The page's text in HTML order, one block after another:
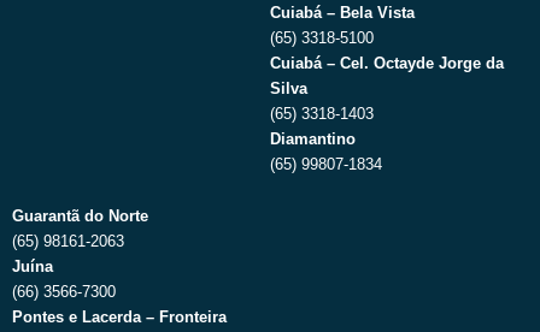
Cuiabá – Bela Vista
(65) 3318-5100
Cuiabá – Cel. Octayde Jorge da
Silva
(65) 3318-1403
Diamantino
(65) 99807-1834
Guarantã do Norte
(65) 98161-2063
Juína
(66) 3566-7300
Pontes e Lacerda – Fronteira